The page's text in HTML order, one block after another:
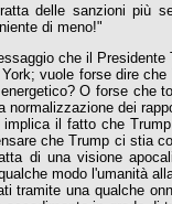
delle sanzioni più
di meno!"
che il
vuole forse dire
O forse che
dei
il fatto che
che Trump ci stia
di una visione
modo l'umanità
una qualche